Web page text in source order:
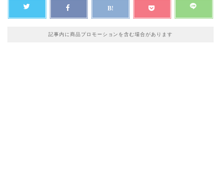
記事内に商品プロモーションを含む場合があります